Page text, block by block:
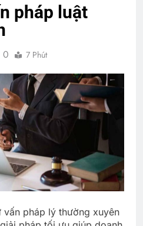
pháp luật
0 7 Phút
vấn pháp lý thường xuyên